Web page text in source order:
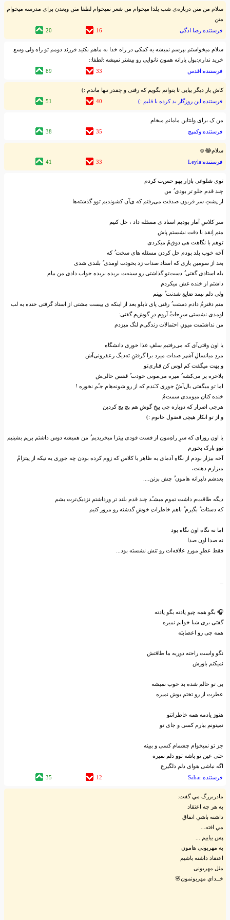
سلام من متن درباره‌ی شب یلدا میخوام من شعر نمیخوام لطفا متن وبعدن برای مدرسه میخوام
متن
فرستنده:رضا ادگی
16
20
سلام میخواستم بپرسم نمیشه یه کمکی در راه خدا به ماهم بکنید فرزند دومم تو راه ولی وسع
خرید ندارم:پول یارانه همون نانوایی رو بیشتر نمیشه :لطفا::
فرستنده:اقدس
33
89
کاش بار دیگر بیایی تا بتوانم بگویم که رفتی و چقدر تنها ماندم :)
فرستنده:این روزگار بد کرده با قلبم :)
40
51
من ک برای ولنتاین مامانم میخام
فرستنده:وکمپچ
35
38
سلام😂☺
فرستنده:Leyla
33
41
توی شلوغی بازار یهو حس‌ت کردم
چند قدم جلو تر بودی‌ ‌ُ من
از پشت‌ِ سر قربون صدقت می‌رفتم که ی‌آن کشوندیم توو گذشته‌ها
سر‌‌ِ کلاس‌ِ آمار بودیم استاد ی مسئله داد ، حل کنیم
منم ا‌ِنقد با دقت نشستم پاش
توهم با نگاهت هی ذوق‌م‌ُ میکردی
آخه خوب بلد بودم حل کردن‌‌ِ مسئله های سخت ‌ُ که
بعد از سومین باری که استاد صدات زد بخودت اومدی ‌ُ بلندی شدی
بله استادی گفتی ‌ُ دست‌تو گذاشتی رو سینه‌ت بریده بریده جواب دادی من بیام
داشتم از خنده غش میکردم
ولی دلم نیمد ضایع شدنت ‌ُ ببینم
منم دفترم‌ُ دادم دستت ‌ُ رفتی پای تابلو بعد از اینکه ی بیست مشتی از استاد گرفتی خنده به لب
اومدی نشستی سر‌ِجات‌‌ُ آروم در‌ِ گوش‌م گفتی:
من نداشتمت میون‌ِ احتمالات زندگی‌م لنگ میزدم
یا اون وقتی‌آی که می‌رفتیم سلف‌ِ غذا خوری دانشگاه
مرد‌ِ میانسال‌ِ آشپز صدات میزد برا گرفتن‌ِ ته‌دیگ زعفرونی‌آش
و بهت میگفت کم لوس کن قناری‌تو
بلاخره پر می‌کشه ‌ُ میره می‌مونی خودت ‌ُ قفس خالی‌ش
اما تو میگفتی بال‌آش‌ُ جوری کـَندم که از رو شونه‌هام جـُم نخوره !
خنده کنان میومدی سمت‌م‌ُ
هرچی اصرار که دوباره چی بیخ‌ِ گوش‌ِ هم پچ پچ کردین
و از تو انکار هیچی فضول خانوم :)
یا اون روزای که سر‌ِ راه‌‌ِمون از فست فودی پیتزا میخریدیم ‌ُ من همیشه دوس داشتم بریم بشینیم
توو پارک بخورم
آخه بیزار بودم از نگاه‌‌ِ آدمای به ظاهر با کلاس که زوم کرده بودن چه جوری یه تیکه از پیتزام‌ُ
میزارم دهنت،
بعدشم ‌دلبرانه هامون ‌ُ چش بزنن....
دیگه طاقت‌م داشت تموم میشـُد چند قدم بلند تر ورداشتم نزدیک‌ترت بشم
که دستات ‌ُ بگیرم ‌ُ باهم خاطرات‌‌ِ خوش‌ِ گذشته رو مرور کنیم
اما نه نگاه اون نگاه بود
نه صدا اون صدا
فقط عطر‌ِ مورد‌ِ علاقه‌ات رو تنش نشسته بود...
🎧 بگو همه چیو یادته بگو یادته
گفتی بری شبا خوابم نمیره
همه چی رو اعصابته
نگو واست راحته دوریه ما طاقتش
نمیکنم باورش
بی تو حالم شده بد خوب نمیشه
عطرت از رو تختم بوش نمیره
هنوز یادمه همه خاطراتتو
نمیتونم بیارم کسی و جای تو
جز تو نمیخوام چشمام کسی و ببینه
حتی عین تو باشه توو دلم نمیره
اگه نباشی هوای دلم دلگیرع
فرستنده:Sahar
12
35
مادربزرگ مي گفت:
به هر چه اعتقاد
داشته باشي اتفاق
مي افته...
پس بیایيم ...
به مهربونی هامون
اعتقاد داشته باشیم
مثل مهربونی
خــداي مهربونمون🌸